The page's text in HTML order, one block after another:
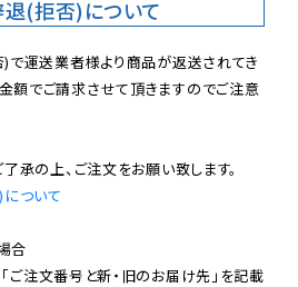
(拒否)について
運送業者様より商品が返送されてき
額でご請求させて頂きますのでご注意
ついて
「ご注文番号と新・旧のお届け先」を記載